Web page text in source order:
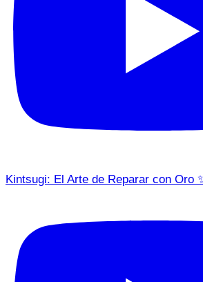
Kintsugi: El Arte de Reparar con Oro